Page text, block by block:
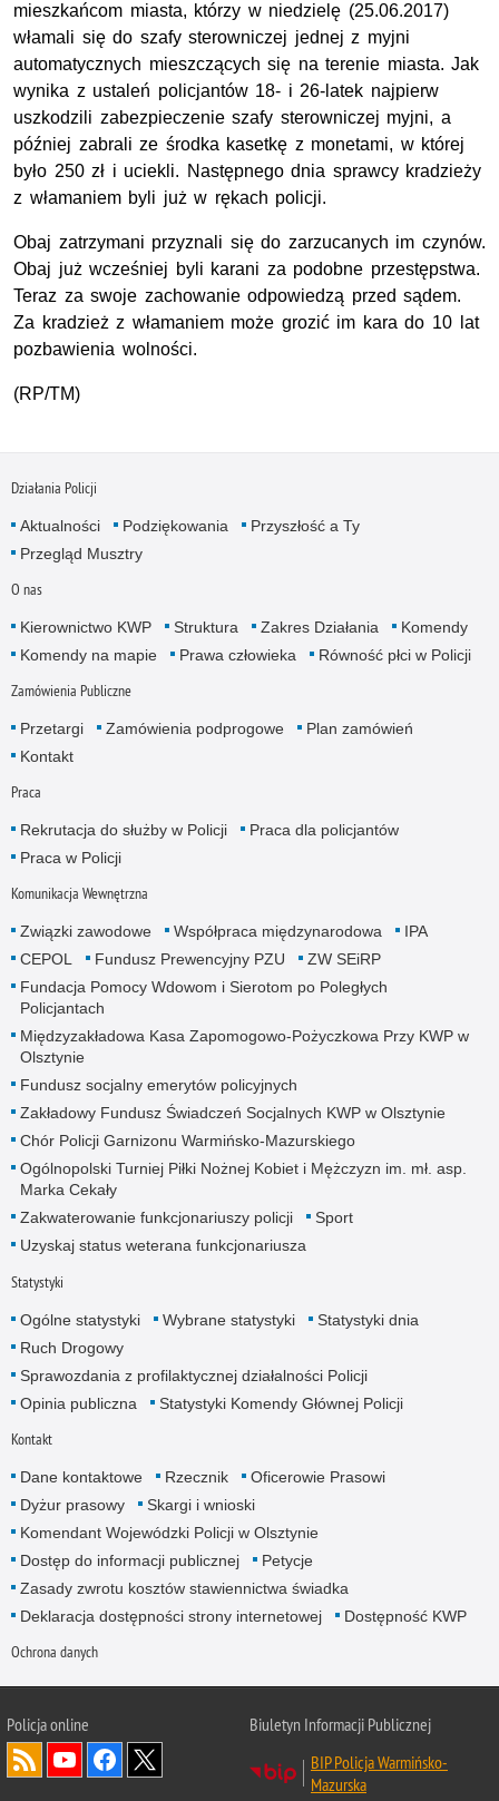
mieszkańcom miasta, którzy w niedzielę (25.06.2017)
włamali się do szafy sterowniczej jednej z myjni
automatycznych mieszczących się na terenie miasta. Jak
wynika z ustaleń policjantów 18- i 26-latek najpierw
uszkodzili zabezpieczenie szafy sterowniczej myjni, a
później zabrali ze środka kasetkę z monetami, w której
było 250 zł i uciekli. Następnego dnia sprawcy kradzieży
z włamaniem byli już w rękach policji.
Obaj zatrzymani przyznali się do zarzucanych im czynów.
Obaj już wcześniej byli karani za podobne przestępstwa.
Teraz za swoje zachowanie odpowiedzą przed sądem.
Za kradzież z włamaniem może grozić im kara do 10 lat
pozbawienia wolności.
(RP/TM)
Działania Policji
Aktualności Podziękowania
Przyszłość a Ty
Przegląd Musztry
O nas
Kierownictwo KWP Struktura Zakres Działania
Komendy
Komendy na mapie
Prawa człowieka Równość płci w Policji
Zamówienia Publiczne
Przetargi Zamówienia podprogowe
Plan zamówień
Kontakt
Praca
Rekrutacja do służby w Policji
Praca dla policjantów
Praca w Policji
Komunikacja Wewnętrzna
Związki zawodowe Współpraca międzynarodowa
IPA
CEPOL
Fundusz Prewencyjny PZU
ZW SEiRP
Fundacja Pomocy Wdowom i Sierotom po Poległych
Policjantach
Międzyzakładowa Kasa Zapomogowo-Pożyczkowa Przy KWP w
Olsztynie
Fundusz socjalny emerytów policyjnych
Zakładowy Fundusz Świadczeń Socjalnych KWP w Olsztynie
Chór Policji Garnizonu Warmińsko-Mazurskiego
Ogólnopolski Turniej Piłki Nożnej Kobiet i Mężczyzn im. mł. asp.
Marka Cekały
Zakwaterowanie funkcjonariuszy policji
Sport
Uzyskaj status weterana funkcjonariusza
Statystyki
Ogólne statystyki Wybrane statystyki
Statystyki dnia
Ruch Drogowy
Sprawozdania z profilaktycznej działalności Policji
Opinia publiczna
Statystyki Komendy Głównej Policji
Kontakt
Dane kontaktowe Rzecznik
Oficerowie Prasowi
Dyżur prasowy
Skargi i wnioski
Komendant Wojewódzki Policji w Olsztynie
Dostęp do informacji publicznej
Petycje
Zasady zwrotu kosztów stawiennictwa świadka
Deklaracja dostępności strony internetowej
Dostępność KWP
Ochrona danych
Policja online
Biuletyn Informacji Publicznej
BIP Policja Warmińsko-
Mazurska